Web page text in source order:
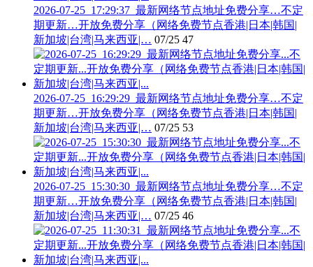
2026-07-25_17:29:37_最新网络节点地址免费分享…不定
期更新…开放免费分享（网络免费节点香港|日本|韩国|
新加坡|台湾|马来西亚|… 07/25 47
2026-07-25_16:29:29_最新网络节点地址免费分享…不定
期更新…开放免费分享（网络免费节点香港|日本|韩国|
新加坡|台湾|马来西亚|… 07/25 53
2026-07-25_15:30:30_最新网络节点地址免费分享…不定
期更新…开放免费分享（网络免费节点香港|日本|韩国|
新加坡|台湾|马来西亚|… 07/25 46